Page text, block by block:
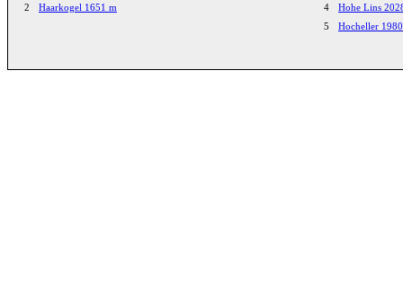
2
Haarkogel 1651 m
4
Hohe Lins
5
Hocheller